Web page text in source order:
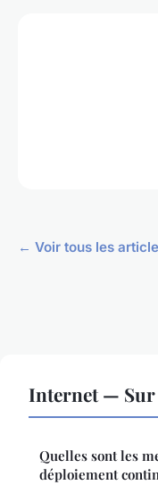
← Voir tous les
Internet — Sur
Quelles sont les
déploiement